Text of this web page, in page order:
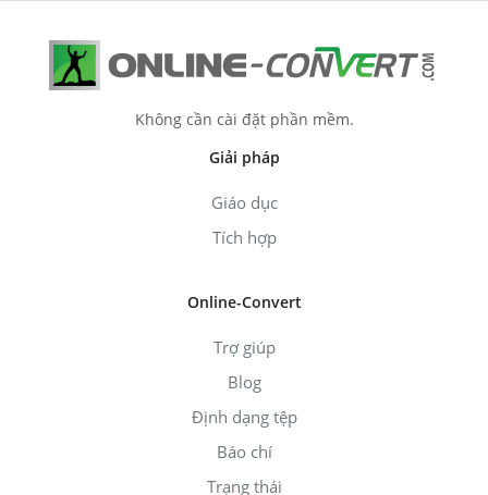
Không cần cài đặt phần mềm.
Giải pháp
Giáo dục
Tích hợp
Online-Convert
Trợ giúp
Blog
Định dạng tệp
Báo chí
Trạng thái